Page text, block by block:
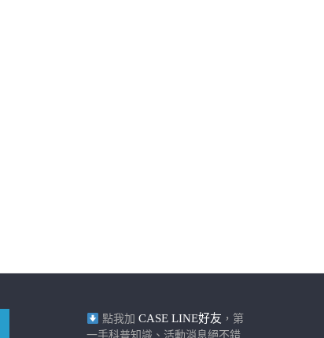
點我加 CASE LINE好友 ，第
一手科普知識、活動消息絕不錯